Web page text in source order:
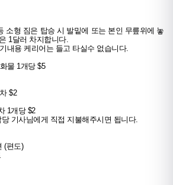
소형 짐은 탑승 시 발밑에 또는 본인 무릎위에 놓
1달러 차지합니다.
내용 케리어는 들고 타실수 없습니다.
물 1개당 $5
$2
1개당 $2
(편도)